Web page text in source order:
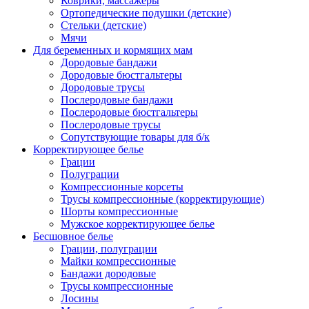
Ортопедические подушки (детские)
Стельки (детские)
Мячи
Для беременных и кормящих мам
Дородовые бандажи
Дородовые бюстгальтеры
Дородовые трусы
Послеродовые бандажи
Послеродовые бюстгальтеры
Послеродовые трусы
Сопутствующие товары для б/к
Корректирующее белье
Грации
Полуграции
Компрессионные корсеты
Трусы компрессионные (корректирующие)
Шорты компрессионные
Мужское корректирующее белье
Бесшовное белье
Грации, полуграции
Майки компрессионные
Бандажи дородовые
Трусы компрессионные
Лосины